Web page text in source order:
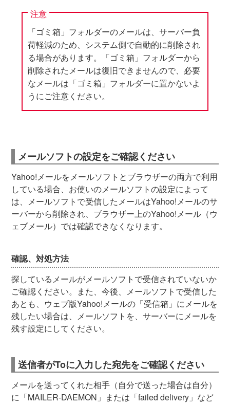
注意
「ゴミ箱」フォルダーのメールは、サーバー負
荷軽減のため、システム側で自動的に削除され
る場合があります。「ゴミ箱」フォルダーから
削除されたメールは復旧できませんので、必要
なメールは「ゴミ箱」フォルダーに置かないよ
うにご注意ください。
メールソフトの設定をご確認ください
Yahoo!メールをメールソフトとブラウザーの両方で利用
している場合、お使いのメールソフトの設定によって
は、メールソフトで受信したメールはYahoo!メールのサ
ーバーから削除され、ブラウザー上のYahoo!メール（ウ
ェブメール）では確認できなくなります。
確認、対処方法
探しているメールがメールソフトで受信されていないか
ご確認ください。また、今後、メールソフトで受信した
あとも、ウェブ版Yahoo!メールの「受信箱」にメールを
残したい場合は、メールソフトを、サーバーにメールを
残す設定にしてください。
送信者がToに入力した宛先をご確認ください
メールを送ってくれた相手（自分で送った場合は自分）
に「MAILER-DAEMON」または「failed delivery」など